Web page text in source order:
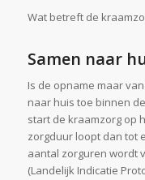
Wat betreft de
Samen naar
Is de opname maar
naar huis toe binnen
start de kraamzorg op
zorgduur loopt dan tot
aantal zorguren wordt
(Landelijk Indicatie